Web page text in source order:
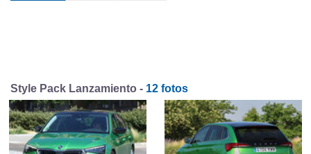
Style Pack Lanzamiento - 12 fotos